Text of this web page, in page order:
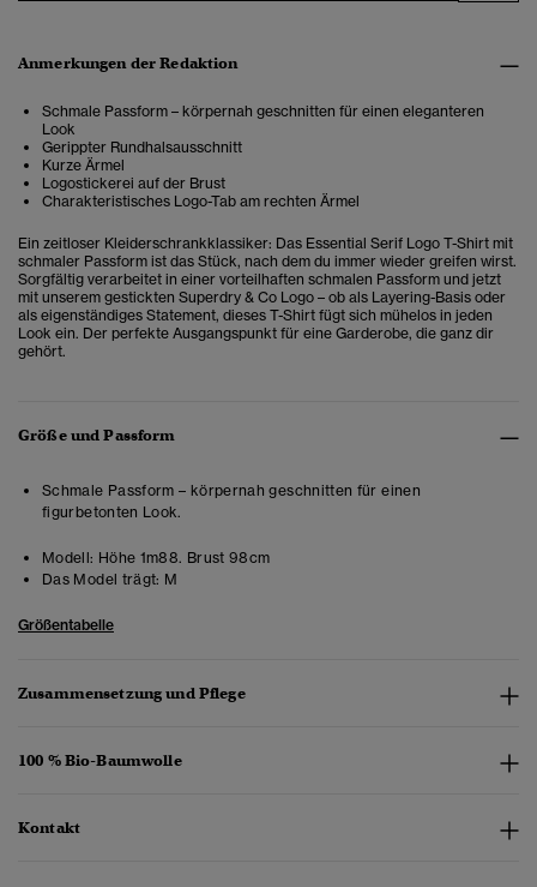
Anmerkungen der Redaktion
Schmale Passform – körpernah geschnitten für einen eleganteren
Look
Gerippter Rundhalsausschnitt
Kurze Ärmel
Logostickerei auf der Brust
Charakteristisches Logo-Tab am rechten Ärmel
Ein zeitloser Kleiderschrankklassiker: Das Essential Serif Logo T-Shirt mit
schmaler Passform ist das Stück, nach dem du immer wieder greifen wirst.
Sorgfältig verarbeitet in einer vorteilhaften schmalen Passform und jetzt
mit unserem gestickten Superdry & Co Logo – ob als Layering-Basis oder
als eigenständiges Statement, dieses T-Shirt fügt sich mühelos in jeden
Look ein. Der perfekte Ausgangspunkt für eine Garderobe, die ganz dir
gehört.
Größe und Passform
Schmale Passform – körpernah geschnitten für einen
figurbetonten Look.
Modell: Höhe 1m88. Brust 98cm
Das Model trägt: M
Größentabelle
Zusammensetzung und Pflege
100 % Bio-Baumwolle
Kontakt